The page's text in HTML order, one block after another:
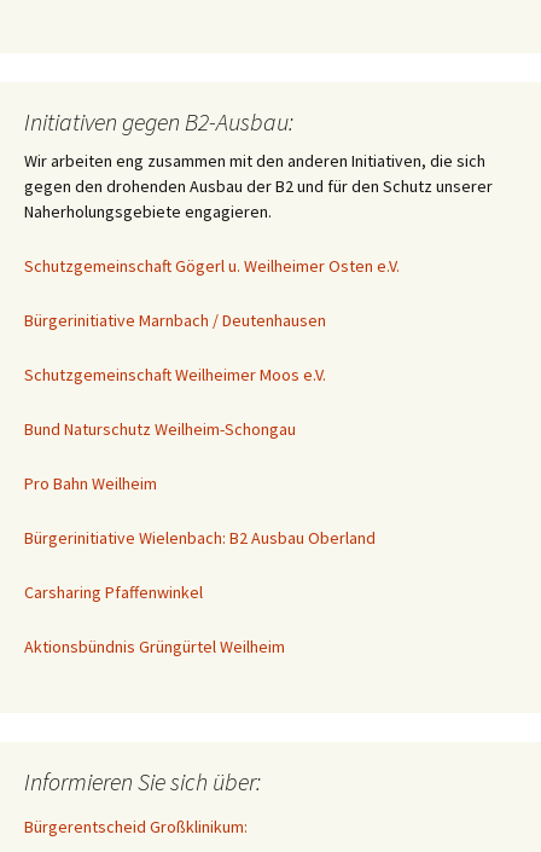
Initiativen gegen B2-Ausbau:
Wir arbeiten eng zusammen mit den anderen Initiativen, die sich
gegen den drohenden Ausbau der B2 und für den Schutz unserer
Naherholungsgebiete engagieren.
Schutzgemeinschaft Gögerl u. Weilheimer Osten e.V.
Bürgerinitiative Marnbach / Deutenhausen
Schutzgemeinschaft Weilheimer Moos e.V.
Bund Naturschutz Weilheim-Schongau
Pro Bahn Weilheim
Bürgerinitiative Wielenbach: B2 Ausbau Oberland
Carsharing Pfaffenwinkel
Aktionsbündnis Grüngürtel Weilheim
Informieren Sie sich über:
Bürgerentscheid Großklinikum: